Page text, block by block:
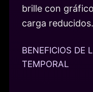
brille con
carga reducidos.
BENEFICIOS DE
TEMPORAL